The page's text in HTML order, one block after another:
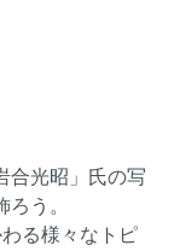
合光昭」氏の写
う。
る様々なトピ